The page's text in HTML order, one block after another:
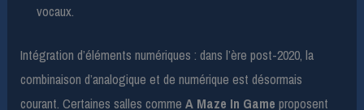
vocaux.
Intégration d’éléments numériques : dans l’ère post-2020, la
combinaison d’analogique et de numérique est désormais
courant. Certaines salles commeA Maze In Game proposent